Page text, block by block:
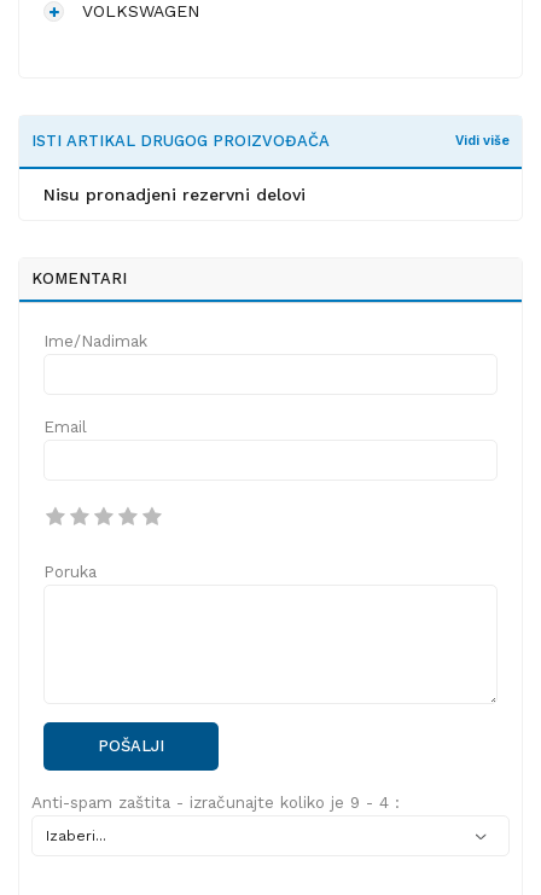
VOLKSWAGEN
ISTI ARTIKAL DRUGOG PROIZVOĐAČA Vidi više
Nisu pronadjeni rezervni delovi
KOMENTARI
Ime/Nadimak
Email
Poruka
POŠALJI
Anti-spam zaštita - izračunajte koliko je 9 - 4 :